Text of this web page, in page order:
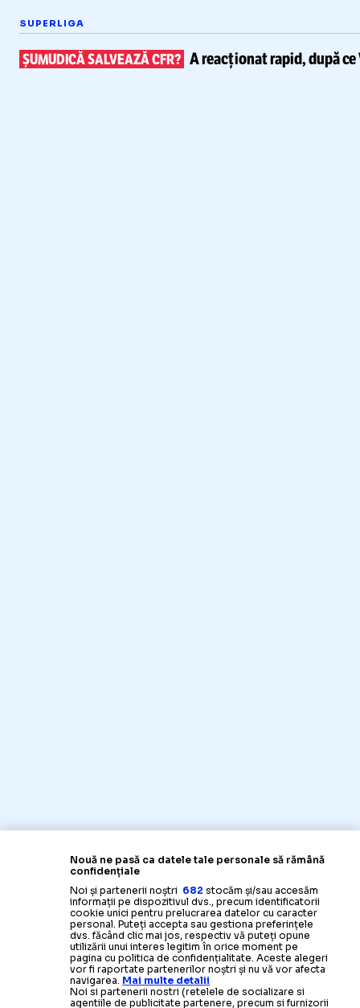
SUPERLIGA
ȘUMUDICĂ SALVEAZĂ CFR? A reacționat rapid, după ce
Nouă ne pasă ca datele tale personale să rămână
confidențiale
Noi și partenerii noștri 682 stocăm și/sau accesăm
informații pe dispozitivul dvs., precum identificatorii
cookie unici pentru prelucrarea datelor cu caracter
personal. Puteți accepta sau gestiona preferințele
dvs. făcând clic mai jos, respectiv vă puteți opune
utilizării unui interes legitim în orice moment pe
pagina cu politica de confidențialitate. Aceste alegeri
vor fi raportate partenerilor noștri și nu vă vor afecta
navigarea. Mai multe detalii
Noi si partenerii nostri (retelele de socializare si
agentiile de publicitate partenere, precum si furnizorii